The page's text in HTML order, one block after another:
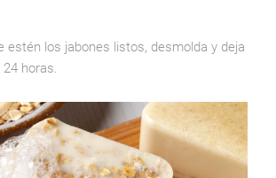
estén los jabones listos, desmolda y deja
horas.